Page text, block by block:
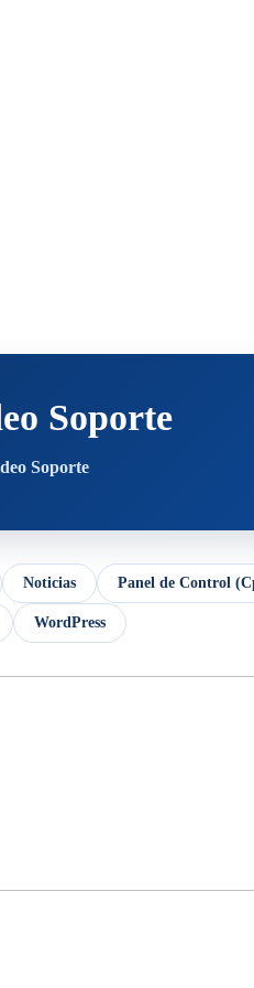
Soporte
Soporte
Noticias Panel de Control
WordPress